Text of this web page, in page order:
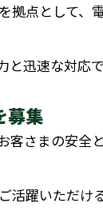
拠点として、
迅速な対応
募集
客さまの安全
活躍いただけ